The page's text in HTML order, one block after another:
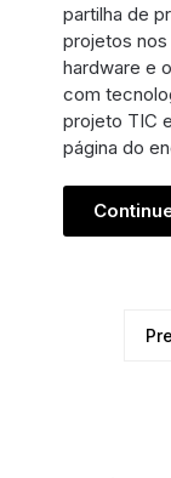
partilha de
projetos
hardware e
com
projeto TIC
página do